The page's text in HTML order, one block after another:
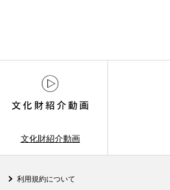
文化財紹介動画
利用規約について